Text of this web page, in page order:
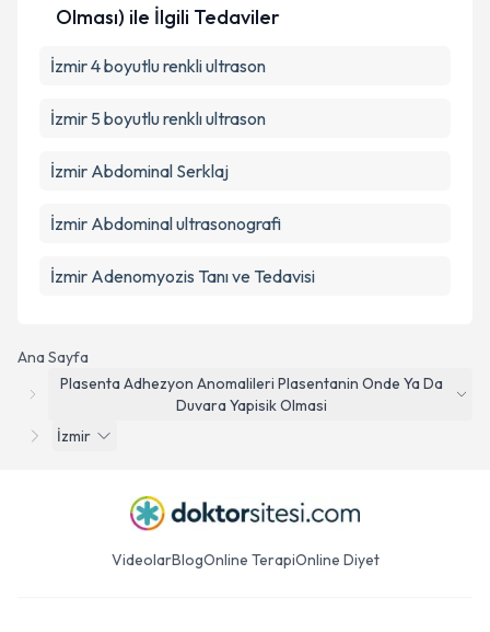
Ana Sayfa
Plasenta Adhezyon Anomalileri Plasentanin Onde Ya Da
Duvara Yapisik Olmasi
İzmir
Olması) ile İlgili Tedaviler
İzmir 4 boyutlu renkli ultrason
İzmir 5 boyutlu renklı ultrason
İzmir Abdominal Serklaj
İzmir Abdominal ultrasonografi
İzmir Adenomyozis Tanı ve Tedavisi
VideolarBlogOnline TerapiOnline Diyet